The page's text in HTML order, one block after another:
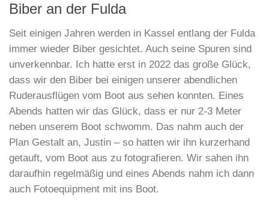
Biber an der Fulda
Seit einigen Jahren werden in Kassel entlang der Fulda
immer wieder Biber gesichtet. Auch seine Spuren sind
unverkennbar. Ich hatte erst in 2022 das große Glück,
dass wir den Biber bei einigen unserer abendlichen
Ruderausflügen vom Boot aus sehen konnten. Eines
Abends hatten wir das Glück, dass er nur 2-3 Meter
neben unserem Boot schwomm. Das nahm auch der
Plan Gestalt an, Justin – so hatten wir ihn kurzerhand
getauft, vom Boot aus zu fotografieren. Wir sahen ihn
daraufhin regelmäßig und eines Abends nahm ich dann
auch Fotoequipment mit ins Boot.